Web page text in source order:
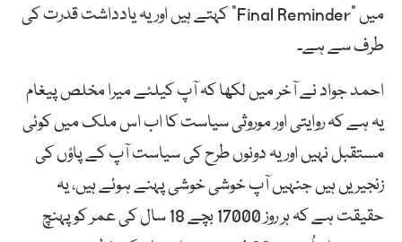
میں “Final Reminder“ کہتے ہیں اور یہ یادداشت قدرت کی
طرف سے ہے۔
احمد جواد نے آخر میں لکھا کہ آپ کیلئے میرا مخلص پیغام
یہ ہے کہ روایتی اور موروثی سیاست کا اب اس ملک میں کوئی
مستقبل نہیں اور یہ دونوں طرح کی سیاست آپ کے پاؤں کی
زنجیریں ہیں جنہیں آپ خوشی خوشی پہنے ہوئے ہیں، یہ
حقیقت ہے کہ ہر روز 17000 بچے 18 سال کی عمر کو پہنچ